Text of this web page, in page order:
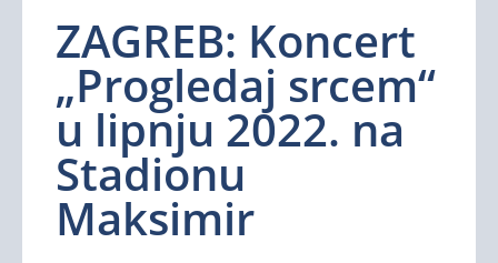
ZAGREB: Koncert
„Progledaj srcem“
u lipnju 2022. na
Stadionu
Maksimir